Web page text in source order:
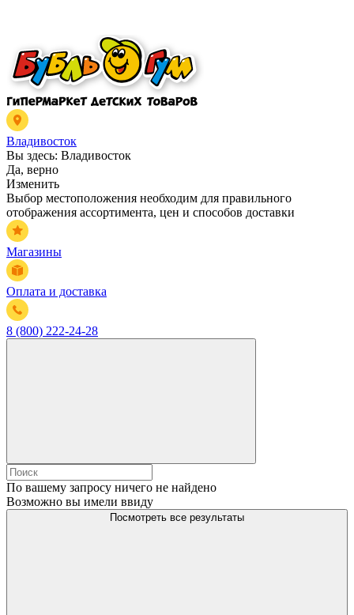
Владивосток
Вы здесь: Владивосток
Да, верно
Изменить
Выбор местоположения необходим для правильного
отображения ассортимента, цен и способов доставки
Магазины
Оплата и доставка
8 (800) 222-24-28
По вашему запросу ничего не найдено
Возможно вы имели ввиду
Посмотреть все результаты